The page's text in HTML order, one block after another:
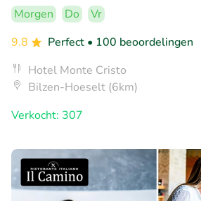
Morgen Do
Vr
9.8
Perfect • 100 beoordelingen
Hotel Monte Cristo
Bilzen-Hoeselt (6km)
Verkocht: 307